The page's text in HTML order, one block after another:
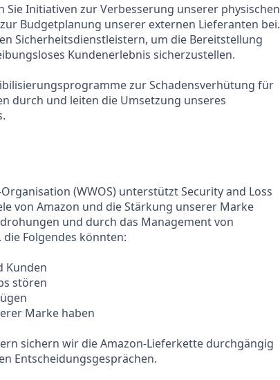
Initiativen zur Verbesserung unserer physischen
Budgetplanung unserer externen Lieferanten bei.
Sicherheitsdienstleistern, um die Bereitstellung
Kundenerlebnis sicherzustellen.
zur Schadensverhütung für
durch und leiten die Umsetzung unseres
(WWOS) unterstützt Security and Loss
von Amazon und die Stärkung unserer Marke
und durch das Management von
Folgendes könnten:
Kunden
stören
Marke haben
sichern wir die Amazon-Lieferkette durchgängig
Entscheidungsgesprächen.